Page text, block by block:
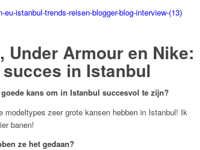
Armour en Nike:
in Istanbul
kans om in Istanbul succesvol te zijn?
modeltypes zeer grote kansen hebben in Istanbul! Ik
banen!
ze het gedaan?